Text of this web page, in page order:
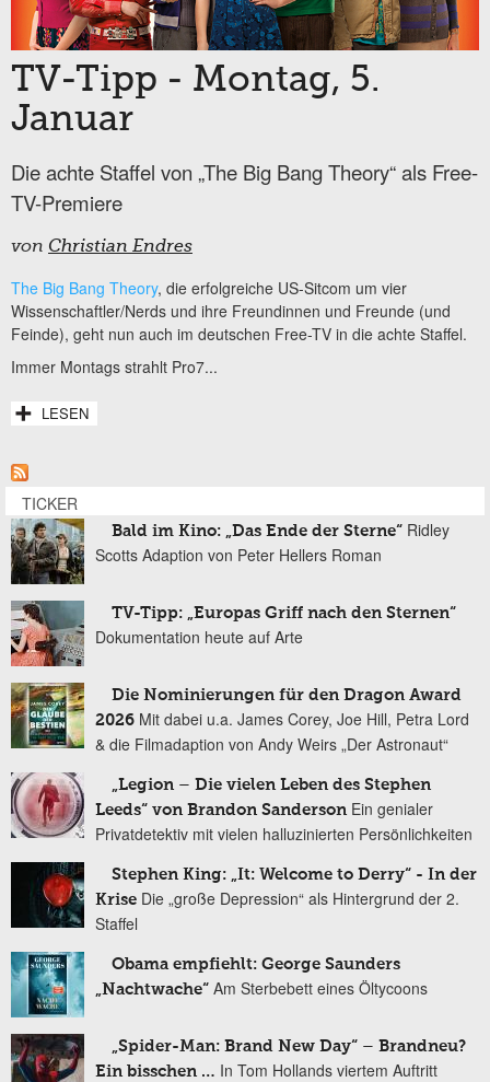
TV-Tipp - Montag, 5.
Januar
Die achte Staffel von „The Big Bang Theory“ als Free-
TV-Premiere
von Christian Endres
The Big Bang Theory, die erfolgreiche US-Sitcom um vier
Wissenschaftler/Nerds und ihre Freundinnen und Freunde (und
Feinde), geht nun auch im deutschen Free-TV in die achte Staffel.
Immer Montags strahlt Pro7...
LESEN
TICKER
Bald im Kino: „Das Ende der Sterne“ Ridley
Scotts Adaption von Peter Hellers Roman
TV-Tipp: „Europas Griff nach den Sternen“
Dokumentation heute auf Arte
Die Nominierungen für den Dragon Award
2026 Mit dabei u.a. James Corey, Joe Hill, Petra Lord
& die Filmadaption von Andy Weirs „Der Astronaut“
„Legion – Die vielen Leben des Stephen
Leeds“ von Brandon Sanderson Ein genialer
Privatdetektiv mit vielen halluzinierten Persönlichkeiten
Stephen King: „It: Welcome to Derry“ - In der
Krise Die „große Depression“ als Hintergrund der 2.
Staffel
Obama empfiehlt: George Saunders
„Nachtwache“ Am Sterbebett eines Öltycoons
„Spider-Man: Brand New Day“ – Brandneu?
Ein bisschen … In Tom Hollands viertem Auftritt